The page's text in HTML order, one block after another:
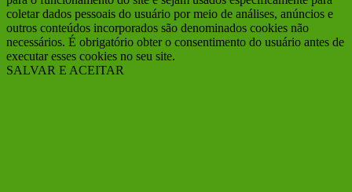
coletar dados pessoais do usuário por meio de análises, anúncios e
outros conteúdos incorporados são denominados cookies não
necessários. É obrigatório obter o consentimento do usuário antes de
executar esses cookies no seu site.
SALVAR E ACEITAR